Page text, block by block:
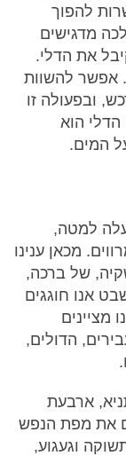
להפוך
מדגישים
את הדלי.
אפשר להשוות
ובפעולה זו
הוא
המים.
למטה,
מכאן ענינו
של ברכה,
אנו חוגגים
מציינים
הדולים,
ארבעת
את מפת הנפש
וגעגוע,